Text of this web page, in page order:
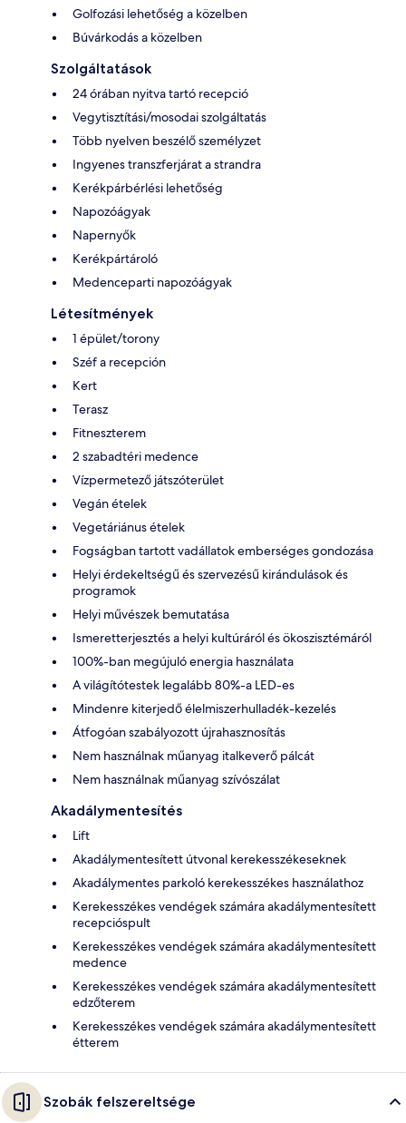
Golfozási lehetőség a közelben
Búvárkodás a közelben
Szolgáltatások
24 órában nyitva tartó recepció
Vegytisztítási/mosodai szolgáltatás
Több nyelven beszélő személyzet
Ingyenes transzferjárat a strandra
Kerékpárbérlési lehetőség
Napozóágyak
Napernyők
Kerékpártároló
Medenceparti napozóágyak
Létesítmények
1 épület/torony
Széf a recepción
Kert
Terasz
Fitneszterem
2 szabadtéri medence
Vízpermetező játszóterület
Vegán ételek
Vegetáriánus ételek
Fogságban tartott vadállatok emberséges gondozása
Helyi érdekeltségű és szervezésű kirándulások és
programok
Helyi művészek bemutatása
Ismeretterjesztés a helyi kultúráról és ökoszisztémáról
100%-ban megújuló energia használata
A világítótestek legalább 80%-a LED-es
Mindenre kiterjedő élelmiszerhulladék-kezelés
Átfogóan szabályozott újrahasznosítás
Nem használnak műanyag italkeverő pálcát
Nem használnak műanyag szívószálat
Akadálymentesítés
Lift
Akadálymentesített útvonal kerekesszékeseknek
Akadálymentes parkoló kerekesszékes használathoz
Kerekesszékes vendégek számára akadálymentesített
recepcióspult
Kerekesszékes vendégek számára akadálymentesített
medence
Kerekesszékes vendégek számára akadálymentesített
edzőterem
Kerekesszékes vendégek számára akadálymentesített
étterem
Szobák felszereltsége